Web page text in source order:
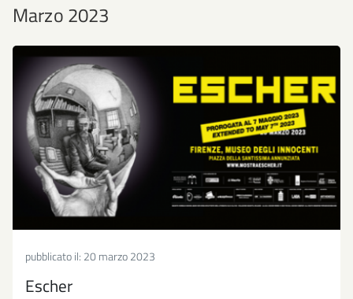
Marzo 2023
pubblicato il: 20 marzo 2023
Escher